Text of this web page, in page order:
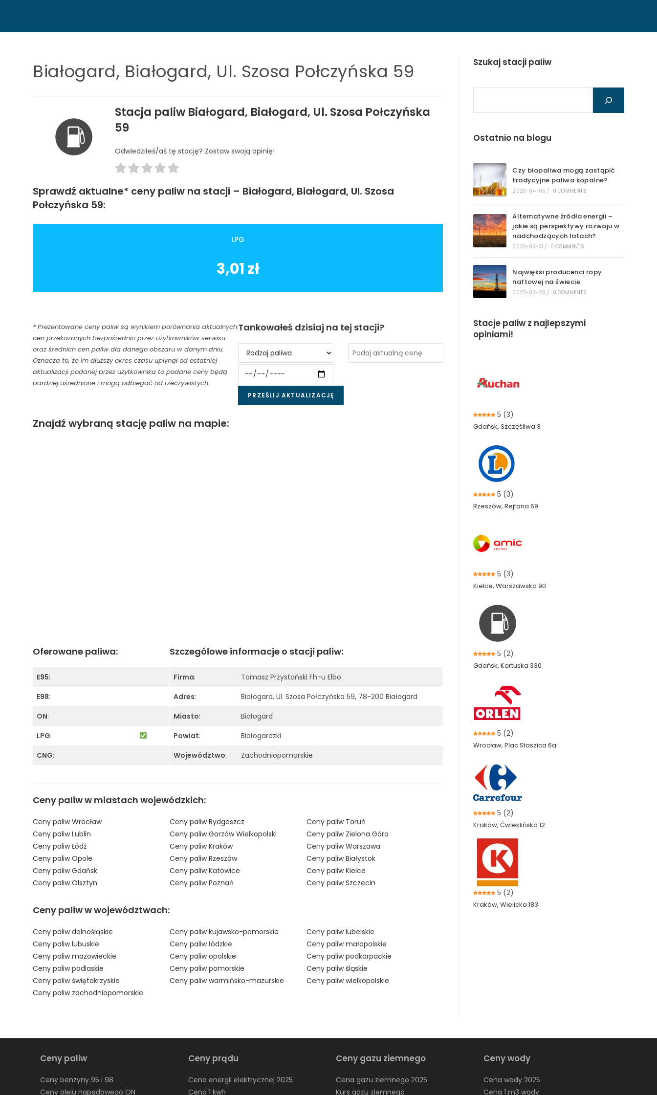
Białogard, Białogard, Ul. Szosa Połczyńska 59
Stacja paliw Białogard, Białogard, Ul. Szosa Połczyńska
59
Odwiedziłeś/aś tę stację? Zostaw swoją opinię!
Sprawdź aktualne* ceny paliw na stacji – Białogard, Białogard, Ul. Szosa
Połczyńska 59:
LPG
LPG
3,01 zł
* Prezentowane ceny paliw są wynikiem porównania aktualnych
cen przekazanych bezpośrednio przez użytkowników serwisu
oraz średnich cen paliw dla danego obszaru w danym dniu.
Oznacza to, że im dłuższy okres czasu upłynął od ostatniej
aktualizacji podanej przez użytkownika to podane ceny będą
bardziej uśrednione i mogą odbiegać od rzeczywistych.
Tankowałeś dzisiaj na tej stacji?
Znajdź wybraną stację paliw na mapie:
Oferowane paliwa:
E95:
E98:
ON:
LPG:
CNG:
Szczegółowe informacje o stacji paliw:
Firma:
Tomasz Przystański Fh-u Elbo
Adres:
Białogard, Ul. Szosa Połczyńska 59, 78-200 Białogard
Miasto:
Białogard
Powiat:
Białogardzki
Województwo: Zachodniopomorskie
Ceny paliw w miastach wojewódzkich:
Ceny paliw Wrocław Ceny paliw Bydgoszcz
Ceny paliw Toruń
Ceny paliw Lublin
Ceny paliw Gorzów Wielkopolski
Ceny paliw Zielona Góra
Ceny paliw Łódź
Ceny paliw Kraków
Ceny paliw Warszawa
Ceny paliw Opole
Ceny paliw Rzeszów
Ceny paliw Białystok
Ceny paliw Gdańsk
Ceny paliw Katowice
Ceny paliw Kielce
Ceny paliw Olsztyn
Ceny paliw Poznań Ceny paliw Szczecin
Ceny paliw w województwach:
Ceny paliw dolnośląskie Ceny paliw kujawsko-pomorskie
Ceny paliw lubelskie
Ceny paliw lubuskie
Ceny paliw łódzkie
Ceny paliw małopolskie
Ceny paliw mazowieckie
Ceny paliw opolskie
Ceny paliw podkarpackie
Ceny paliw podlaskie
Ceny paliw pomorskie
Ceny paliw śląskie
Ceny paliw świętokrzyskie
Ceny paliw warmińsko-mazurskie
Ceny paliw wielkopolskie
Ceny paliw zachodniopomorskie
Szukaj stacji paliw
Ostatnio na blogu
Czy biopaliwa mogą zastąpić
tradycyjne paliwa kopalne?
2023-04-05 / 0 COMMENTS
Alternatywne źródła energii –
jakie są perspektywy rozwoju w
nadchodzących latach?
2023-03-31 / 0 COMMENTS
Najwięksi producenci ropy
naftowej na świecie
2023-03-28 / 0 COMMENTS
Stacje paliw z najlepszymi
opiniami!
5 (3)
Gdańsk, Szczęśliwa 3
5 (3)
Rzeszów, Rejtana 69
5 (3)
Kielce, Warszawska 90
5 (2)
Gdańsk, Kartuska 330
5 (2)
Wrocław, Plac Staszica 6a
5 (2)
Kraków, Ćwieklińska 12
5 (2)
Kraków, Wielicka 183
Ceny paliw
Ceny benzyny 95 i 98
Ceny oleju napędowego ON
Ceny prądu
Cena energii elektrycznej 2025
Cena 1 kwh
Ceny gazu ziemnego
Cena gazu ziemnego 2025
Kurs gazu ziemnego
Ceny wody
Cena wody 2025
Cena 1 m3 wody